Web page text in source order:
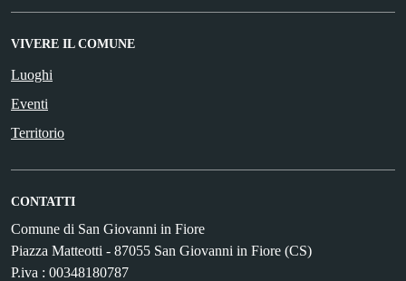
VIVERE IL COMUNE
Luoghi
Eventi
Territorio
CONTATTI
Comune di San Giovanni in Fiore
Piazza Matteotti - 87055 San Giovanni in Fiore (CS)
P.iva : 00348180787